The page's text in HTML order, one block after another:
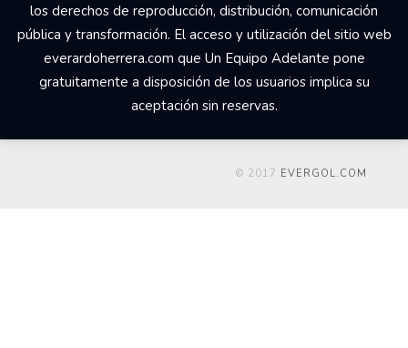
los derechos de reproducción, distribución, comunicación
pública y transformación. El acceso y utilización del sitio web
everardoherrera.com que Un Equipo Adelante pone
gratuitamente a disposición de los usuarios implica su
aceptación sin reservas.
© 2017 EVERGOL.COM